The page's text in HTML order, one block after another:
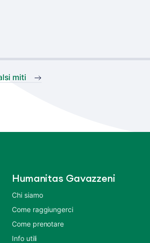
miti
Humanitas Gavazzeni
Chi siamo
Come raggiungerci
Come prenotare
Info utili